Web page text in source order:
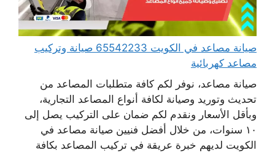
صيانة مصاعد في الكويت 65542233 صيانة وتركيب
مصاعد كهربائية
صيانة مصاعد، نوفر لكم كافة متطلبات المصاعد من
تحديث وتوريد وصيانة لكافة أنواع المصاعد التجارية،
وبأقل الأسعار ونقدم لكم ضمان على التركيب يصل إلى
١٠ سنوات، من خلال أفضل فنيين صيانة مصاعد في
الكويت لديهم خبرة عريقة في تركيب المصاعد بكافة